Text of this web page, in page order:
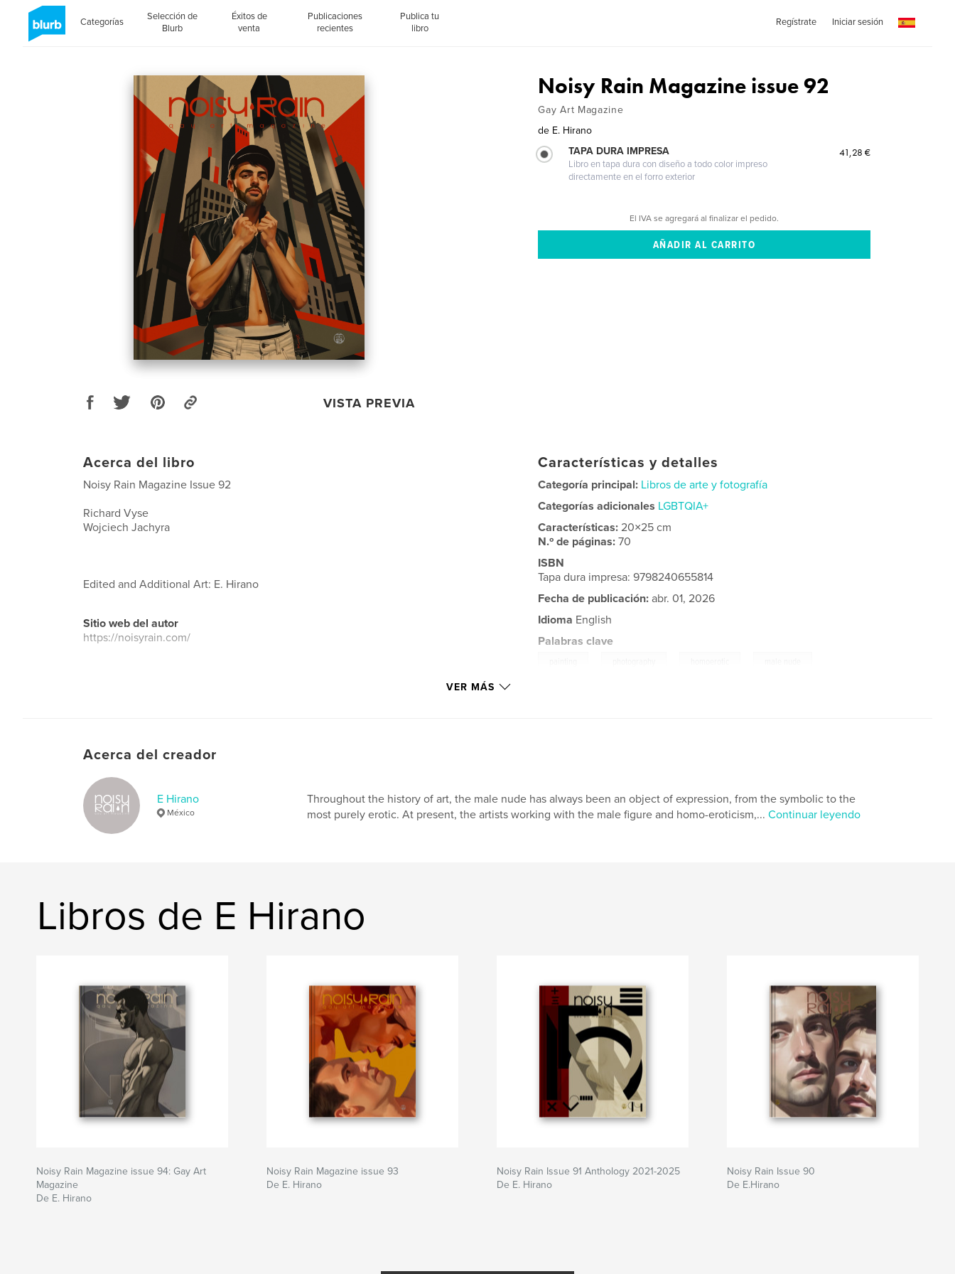
Categorías
Selección de
Blurb
Éxitos de
venta
Publicaciones
recientes
Publica tu
libro
Regístrate Iniciar sesión
VISTA PREVIA
Noisy Rain Magazine issue 92
Gay Art Magazine
de E. Hirano
TAPA DURA IMPRESA
Libro en tapa dura con diseño a todo color impreso
directamente en el forro exterior
41,28 €
El IVA se agregará al finalizar el pedido.
Acerca del libro
Noisy Rain Magazine Issue 92
Richard Vyse
Wojciech Jachyra
Edited and Additional Art: E. Hirano
Sitio web del autor
https://noisyrain.com/
Características y detalles
Categoría principal: Libros de arte y fotografía
Categorías adicionales LGBTQIA+
Características:20×25 cm
N.º de páginas:70
ISBN
Tapa dura impresa: 9798240655814
Fecha de publicación: abr. 01, 2026
Idioma English
Palabras clave
VER MÁS
Acerca del creador
E Hirano
México
Throughout the history of art, the male nude has always been an object of expression, from the symbolic to the
most purely erotic. At present, the artists working with the male figure and homo-eroticism,... Continuar leyendo
Libros de E Hirano
Noisy Rain Magazine issue 94: Gay Art
Magazine
De E. Hirano
Noisy Rain Magazine issue 93
De E. Hirano
Noisy Rain Issue 91 Anthology 2021-2025
De E. Hirano
Noisy Rain Issue 90
De E.Hirano